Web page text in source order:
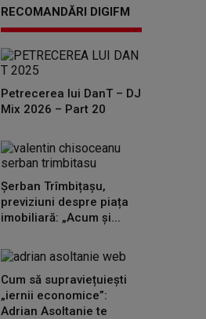
RECOMANDĂRI DIGIFM
Petrecerea lui DanT – DJ
Mix 2026 – Part 20
Șerban Trîmbițașu,
previziuni despre piața
imobiliară: „Acum și...
Cum să supraviețuiești
„iernii economice”:
Adrian Asoltanie te